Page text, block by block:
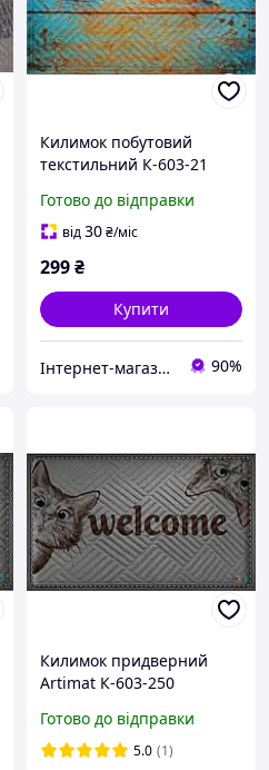
Килимок побутовий
текстильний К-603-21
Готово до відправки
від30₴/міс
299₴
Купити
Інтернет-магазин 100 Мікрон 90%
Килимок придверний
Artimat К-603-250
Готово до відправки
5.0 (1)